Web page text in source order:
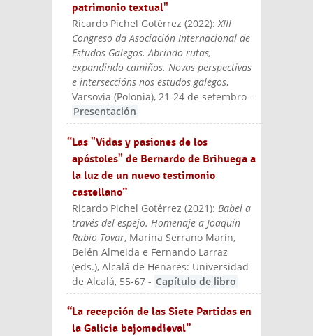
patrimonio textual"
Ricardo Pichel Gotérrez (2022):XIII
Congreso da Asociación Internacional de
Estudos Galegos. Abrindo rutas,
expandindo camiños. Novas perspectivas
e interseccións nos estudos galegos,
Varsovia (Polonia), 21-24 de setembro -
Presentación
“Las "Vidas y pasiones de los
apóstoles" de Bernardo de Brihuega a
la luz de un nuevo testimonio
castellano”
Ricardo Pichel Gotérrez (2021): Babel a
través del espejo. Homenaje a Joaquín
Rubio Tovar, Marina Serrano Marín,
Belén Almeida e Fernando Larraz
(eds.), Alcalá de Henares: Universidad
de Alcalá, 55-67 - Capítulo de libro
“La recepción de las Siete Partidas en
la Galicia bajomedieval”